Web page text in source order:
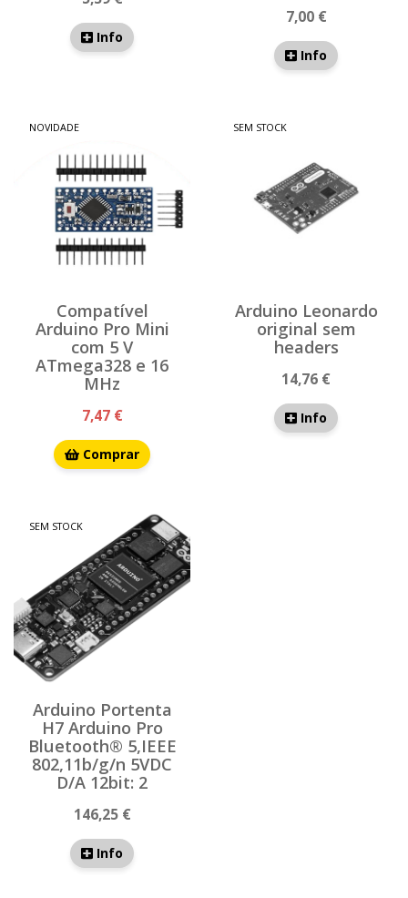
Info
7,00 €
Info
NOVIDADE
Compatível
Arduino Pro Mini
com 5 V
ATmega328 e 16
MHz
7,47 €
Comprar
SEM STOCK
Arduino Leonardo
original sem
headers
14,76 €
Info
SEM STOCK
Arduino Portenta
H7 Arduino Pro
Bluetooth® 5,IEEE
802,11b/g/n 5VDC
D/A 12bit: 2
146,25 €
Info